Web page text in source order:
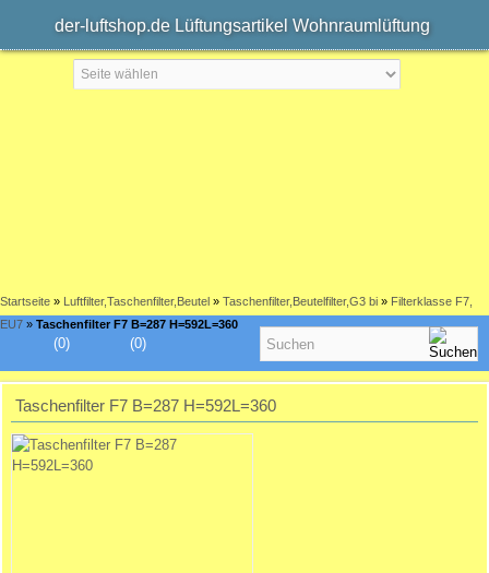
der-luftshop.de Lüftungsartikel Wohnraumlüftung
Startseite » Luftfilter,Taschenfilter,Beutel » Taschenfilter,Beutelfilter,G3 bi » Filterklasse F7,
EU7 » Taschenfilter F7 B=287 H=592L=360
(0)
(0)
Taschenfilter F7 B=287 H=592L=360